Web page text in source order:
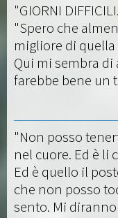
"GIORNI
"Spero che
migliore di
Qui mi sembra
farebbe bene un
"Non posso
nel cuore. Ed è li
Ed è quello il
che non posso
sento. Mi